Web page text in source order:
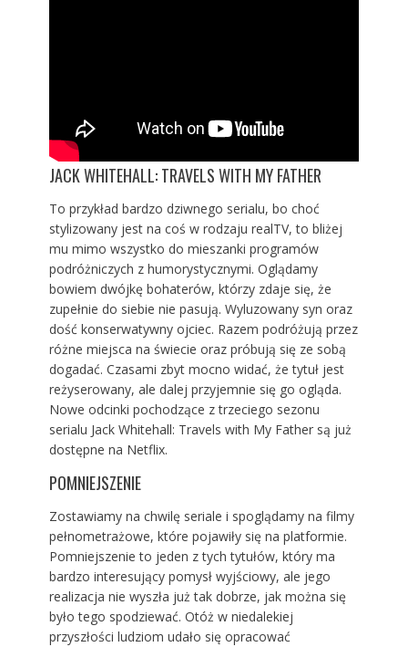
JACK WHITEHALL: TRAVELS WITH MY FATHER
To przykład bardzo dziwnego serialu, bo choć
stylizowany jest na coś w rodzaju realTV, to bliżej
mu mimo wszystko do mieszanki programów
podróżniczych z humorystycznymi. Oglądamy
bowiem dwójkę bohaterów, którzy zdaje się, że
zupełnie do siebie nie pasują. Wyluzowany syn oraz
dość konserwatywny ojciec. Razem podróżują przez
różne miejsca na świecie oraz próbują się ze sobą
dogadać. Czasami zbyt mocno widać, że tytuł jest
reżyserowany, ale dalej przyjemnie się go ogląda.
Nowe odcinki pochodzące z trzeciego sezonu
serialu Jack Whitehall: Travels with My Father są już
dostępne na Netflix.
POMNIEJSZENIE
Zostawiamy na chwilę seriale i spoglądamy na filmy
pełnometrażowe, które pojawiły się na platformie.
Pomniejszenie to jeden z tych tytułów, który ma
bardzo interesujący pomysł wyjściowy, ale jego
realizacja nie wyszła już tak dobrze, jak można się
było tego spodziewać. Otóż w niedalekiej
przyszłości ludziom udało się opracować